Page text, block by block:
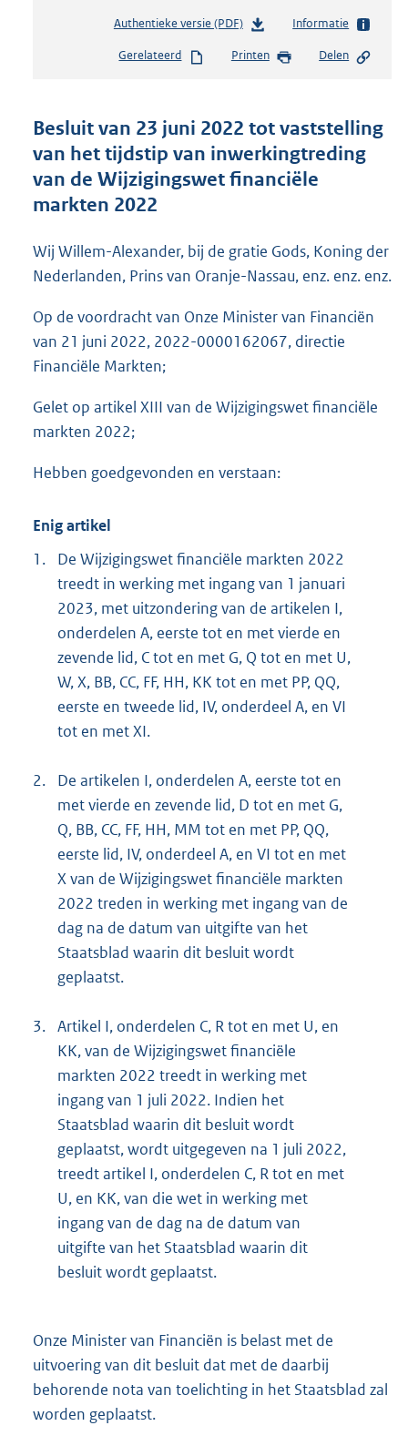
Authentieke versie (PDF)b
s
d
s
g
t
4
Informatie
Gerelateerd Printen Delen
Besluit van 23 juni 2022 tot vaststelling
van het tijdstip van inwerkingtreding
van de Wijzigingswet financiële
markten 2022
Wij Willem-Alexander, bij de gratie Gods, Koning der
Nederlanden, Prins van Oranje-Nassau, enz. enz. enz.
Op de voordracht van Onze Minister van Financiën
van 21 juni 2022, 2022-0000162067, directie
Financiële Markten;
Gelet op artikel XIII van de Wijzigingswet financiële
markten 2022;
Hebben goedgevonden en verstaan:
Enig artikel
1.
De Wijzigingswet financiële markten 2022
treedt in werking met ingang van 1 januari
2023, met uitzondering van de artikelen I,
onderdelen A, eerste tot en met vierde en
zevende lid, C tot en met G, Q tot en met U,
W, X, BB, CC, FF, HH, KK tot en met PP, QQ,
eerste en tweede lid, IV, onderdeel A, en VI
tot en met XI.
2.
De artikelen I, onderdelen A, eerste tot en
met vierde en zevende lid, D tot en met G,
Q, BB, CC, FF, HH, MM tot en met PP, QQ,
eerste lid, IV, onderdeel A, en VI tot en met
X van de Wijzigingswet financiële markten
2022 treden in werking met ingang van de
dag na de datum van uitgifte van het
Staatsblad waarin dit besluit wordt
geplaatst.
3. Artikel I, onderdelen C, R tot en met U, en
KK, van de Wijzigingswet financiële
markten 2022 treedt in werking met
ingang van 1 juli 2022. Indien het
Staatsblad waarin dit besluit wordt
geplaatst, wordt uitgegeven na 1 juli 2022,
treedt artikel I, onderdelen C, R tot en met
U, en KK, van die wet in werking met
ingang van de dag na de datum van
uitgifte van het Staatsblad waarin dit
besluit wordt geplaatst.
Onze Minister van Financiën is belast met de
uitvoering van dit besluit dat met de daarbij
behorende nota van toelichting in het Staatsblad zal
worden geplaatst.